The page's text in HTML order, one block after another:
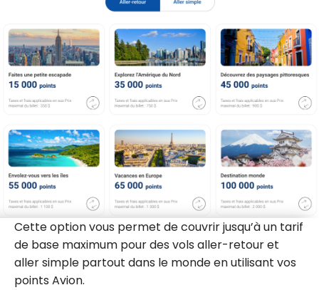
Cette option vous permet de couvrir jusqu’à un tarif
de base maximum pour des vols aller-retour et
aller simple partout dans le monde en utilisant vos
points Avion.